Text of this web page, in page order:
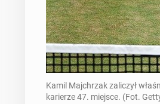
Kamil Majchrzak zaliczył
karierze 47. miejsce. (Fot.